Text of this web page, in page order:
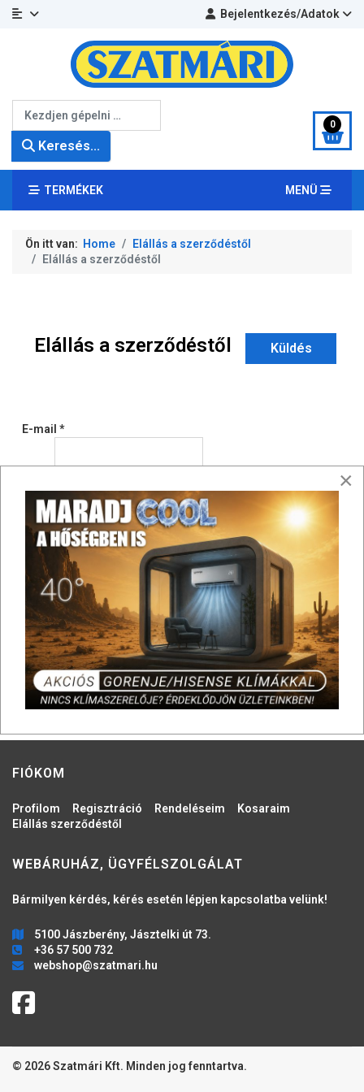
Bejelentkezés/Adatok
Keresés...
0
TERMÉKEK MENÜ
Ön itt van: Home
Elállás a szerződéstől
Elállás a szerződéstől
Elállás a szerződéstől Küldés
E-mail *
Elállás oka:
FIÓKOM
Profilom Regisztráció Rendeléseim
Kosaraim
Elállás szerződéstől
WEBÁRUHÁZ, ÜGYFÉLSZOLGÁLAT
Bármilyen kérdés, kérés esetén lépjen kapcsolatba velünk!
5100 Jászberény, Jásztelki út 73.
+36 57 500 732
webshop@szatmari.hu
© 2026 Szatmári Kft. Minden jog fenntartva.
×